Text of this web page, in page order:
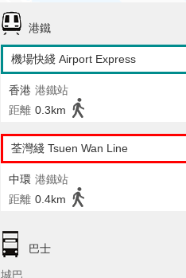
港鐵
機場快綫 Airport Express
香港 港鐵站
距離 0.3km
荃灣綫 Tsuen Wan Line
中環 港鐵站
距離 0.4km
巴士
城巴